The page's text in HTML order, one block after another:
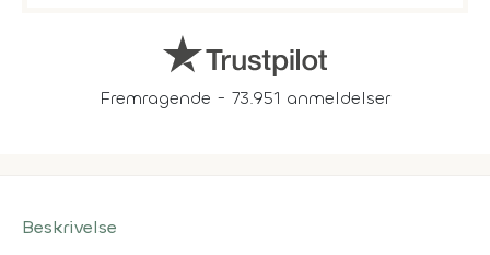
Fremragende - 73.951 anmeldelser
Beskrivelse